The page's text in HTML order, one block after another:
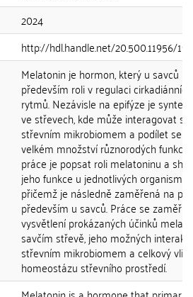
2024
http://hdl.handle.net/20.500.11956/
Melatonin je hormon, který u savců
především roli v regulaci cirkadiánních
rytmů. Nezávisle na epifýze je
ve střevech, kde může interagovat se
střevním mikrobiomem a podílet se
velkém množství různorodých funkcí.
práce je popsat roli melatoninu a
jeho funkce u jednotlivých organismů,
přičemž je následně zaměřená na
především u savců. Práce se
vysvětlení prokázaných účinků
savčím střevě, jeho možných
střevním mikrobiomem a celkový vliv
homeostázu střevního prostředí.